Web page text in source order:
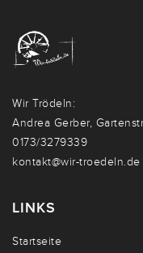
Wir Trödeln:
Andrea Gerber,
0173/3279339
kontakt@wir-troedeln.de
LINKS
Startseite